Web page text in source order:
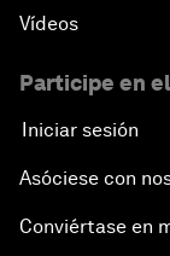
Vídeos
Participe en
Iniciar sesión
Asóciese con
Conviértase en